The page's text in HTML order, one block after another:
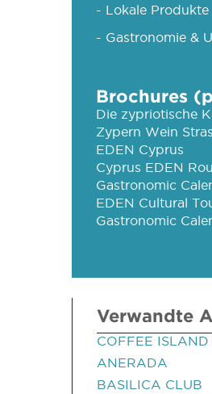
- Lokale Produkte
- Gastronomie &
Brochures
Die zypriotische
Zypern Wein
EDEN Cyprus
Cyprus EDEN
Gastronomic
EDEN Cultural
Gastronomic
Verwandte
COFFEE ISLAND
ANERADA
BASILICA CLUB